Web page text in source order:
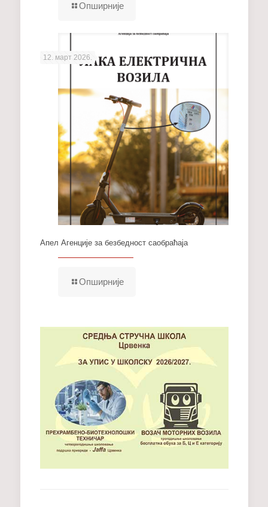
Опширније
12. март 2026.
Апел Агенције за безбедност саобраћаја
Опширније